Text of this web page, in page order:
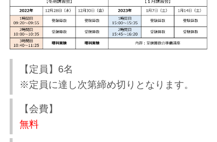
【定員】6名
※定員に達し次第締め切りとなります。
【会費】
無料